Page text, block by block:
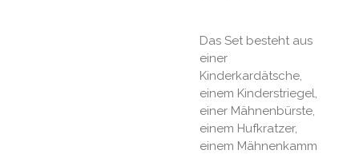
Das Set besteht aus
einer
Kinderkardätsche,
einem Kinderstriegel,
einer Mähnenbürste,
einem Hufkratzer,
einem Mähnenkamm